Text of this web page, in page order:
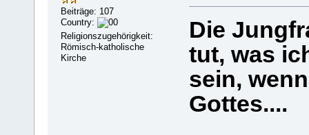
Beiträge: 107
Country:
Religionszugehörigkeit:
Römisch-katholische
Kirche
Die
tut, was
sein,
Gottes....